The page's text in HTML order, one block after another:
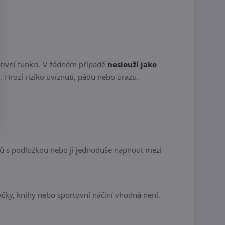
funkci. V žádném případě neslouží jako
Hrozí riziko uvíznutí, pádu nebo úrazu.
s podložkou nebo ji jednoduše napnout mezi
knihy nebo sportovní náčiní vhodná není,